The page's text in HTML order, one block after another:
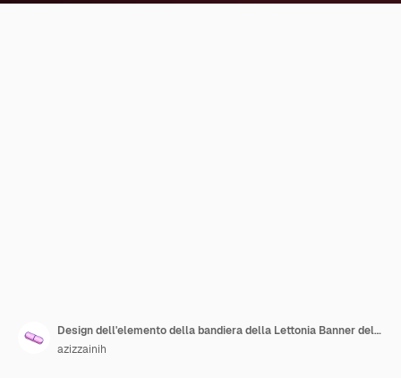
Design dell'elemento della bandiera della Lettonia Banner del giorno dell'indipendenza nazionale nastro psd
azizzainih